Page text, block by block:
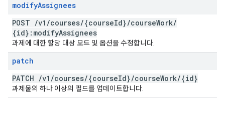
modifyAssignees
POST /v1 /courses/{courseId}/courseWork/
{id}:modifyAssignees
과제에 대한 할당 대상 모드 및 옵션을 수정합니다.
patch
PATCH /v1 /courses/{courseId}/courseWork/{id}
과제물의 하나 이상의 필드를 업데이트합니다.